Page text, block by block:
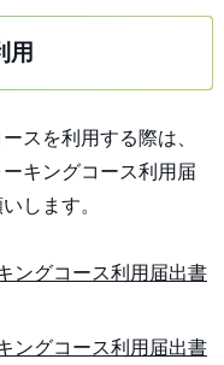
用
スを利用する際は、
キングコース利用届
します。
ングコース利用届出書
ングコース利用届出書